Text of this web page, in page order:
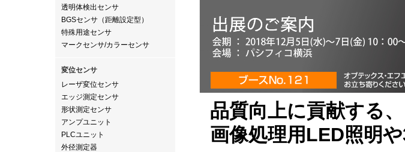
透明体検出センサ
BGSセンサ（距離設定型）
特殊用途センサ
マークセンサ/カラーセンサ
変位センサ
レーザ変位センサ
エッジ測定センサ
形状測定センサ
アンプユニット
PLCユニット
外径測定器
品質向上に貢献する、
画像処理⽤LED照明